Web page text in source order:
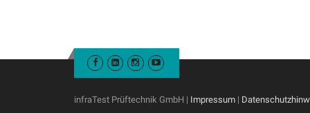
infraTest Prüftechnik GmbH | Impressum |